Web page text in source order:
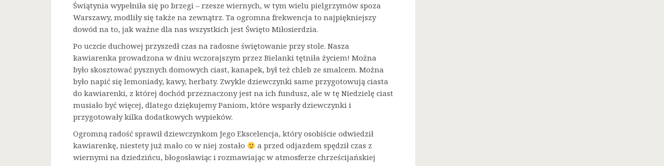
Świątynia wypełniła się po brzegi – rzesze wiernych, w tym wielu pielgrzymów spoza
Warszawy, modliły się także na zewnątrz. Ta ogromna frekwencja to najpiękniejszy
dowód na to, jak ważne dla nas wszystkich jest Święto Miłosierdzia.
Po uczcie duchowej przyszedł czas na radosne świętowanie przy stole. Nasza
kawiarenka prowadzona w dniu wczorajszym przez Bielanki tętniła życiem! Można
było skosztować pysznych domowych ciast, kanapek, był też chleb ze smalcem. Można
było napić się lemoniady, kawy, herbaty. Zwykle dziewczynki same przygotowują ciasta
do kawiarenki, z której dochód przeznaczony jest na ich fundusz, ale w tę Niedzielę ciast
musiało być więcej, dlatego dziękujemy Paniom, które wsparły dziewczynki i
przygotowały kilka dodatkowych wypieków.
Ogromną radość sprawił dziewczynkom Jego Ekscelencja, który osobiście odwiedził
kawiarenkę, niestety już mało co w niej zostało
a przed odjazdem spędził czas z
wiernymi na dziedzińcu, błogosławiąc i rozmawiając w atmosferze chrześcijańskiej